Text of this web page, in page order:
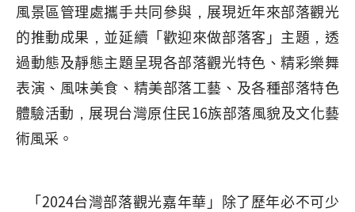
風景區管理處攜手共同參與，展現近年來部落觀光
的推動成果，並延續「歡迎來做部落客」主題，透
過動態及靜態主題呈現各部落觀光特色、精彩樂舞
表演、風味美食、精美部落工藝、及各種部落特色
體驗活動，展現台灣原住民16族部落風貌及文化藝
術風采。
「2024台灣部落觀光嘉年華」除了歷年必不可少